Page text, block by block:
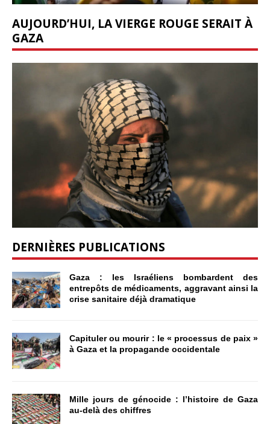
AUJOURD’HUI, LA VIERGE ROUGE SERAIT À
GAZA
DERNIÈRES PUBLICATIONS
Gaza : les Israéliens bombardent des
entrepôts de médicaments, aggravant ainsi la
crise sanitaire déjà dramatique
Capituler ou mourir : le « processus de paix »
à Gaza et la propagande occidentale
Mille jours de génocide : l’histoire de Gaza
au-delà des chiffres